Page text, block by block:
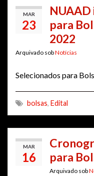
MAR
23
para
2022
Arquivado sobNotícias
Selecionados para
bolsas, Edital
MAR
16
para
Arquivado sob